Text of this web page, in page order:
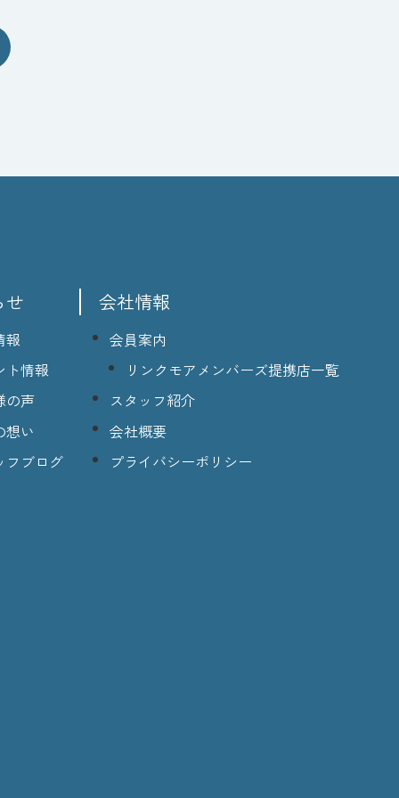
せ
報
ト情報
の声
想い
フブログ
会社情報
会員案内
リンクモアメンバーズ提携店一覧
スタッフ紹介
会社概要
プライバシーポリシー